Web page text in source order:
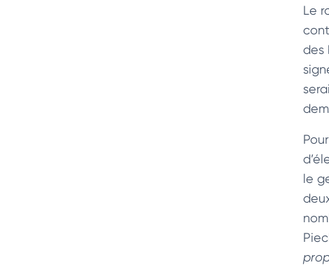
Le
des
le